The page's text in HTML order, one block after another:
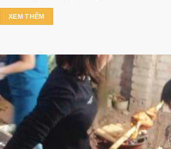
XEM THÊM